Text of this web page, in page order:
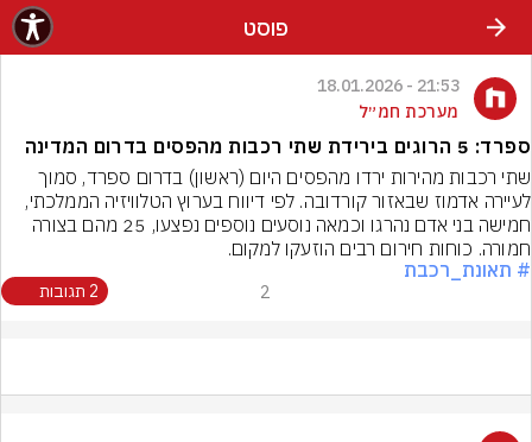
פוסט
21:53 - 18.01.2026
מערכת חמ״ל
ספרד: 5 הרוגים בירידת שתי רכבות מהפסים בדרום המדינה
שתי רכבות מהירות ירדו מהפסים היום (ראשון) בדרום ספרד, סמוך
חמורה. כוחות חירום רבים הוזעקו למקום.
# תאונת_רכבת
2 2 תגובות